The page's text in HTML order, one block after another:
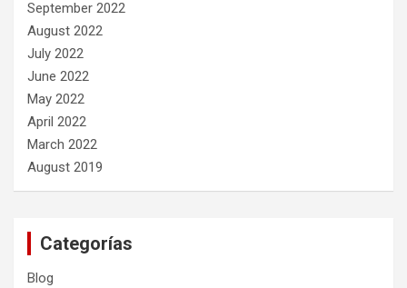
September 2022
August 2022
July 2022
June 2022
May 2022
April 2022
March 2022
August 2019
Categorías
Blog